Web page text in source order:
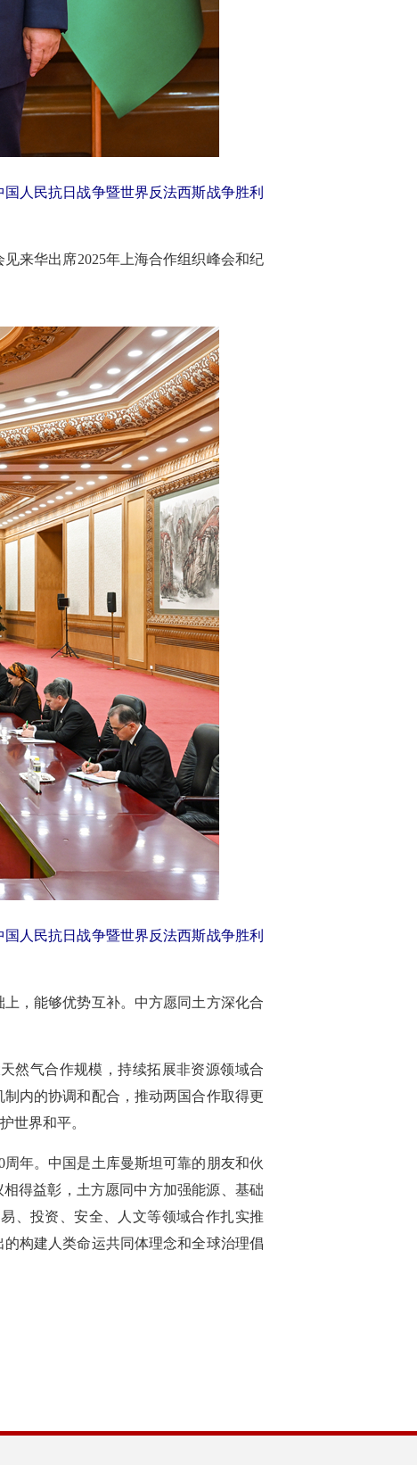
人民抗日战争暨世界反法西斯战争胜利
来华出席2025年上海合作组织峰会和纪
人民抗日战争暨世界反法西斯战争胜利
，能够优势互补。中方愿同土方深化合
然气合作规模，持续拓展非资源领域合
内的协调和配合，推动两国合作取得更
世界和平。
年。中国是土库曼斯坦可靠的朋友和伙
得益彰，土方愿同中方加强能源、基础
、投资、安全、人文等领域合作扎实推
构建人类命运共同体理念和全球治理倡